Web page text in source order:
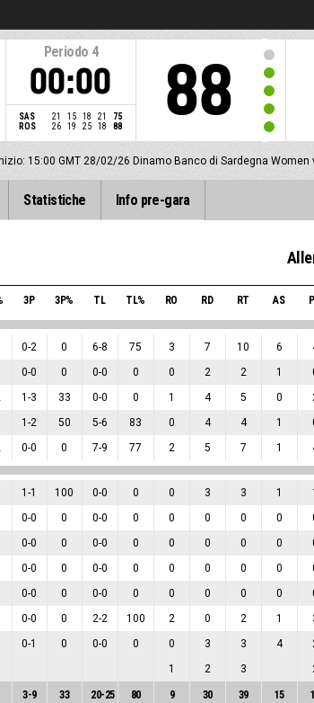
Periodo 4
00:00
SAS 21 15 18 21
75
ROS
26 19 25 18 88 88
15:00 GMT 28/02/26 Dinamo Banco di Sardegna
Statistiche Info pre-gara
3P 3P% TL TL% RO RD RT AS
0-2 0 6-8 75 3 7 10 6
0-0 0 0-0 0 0 2 2 1
1-3 33 0-0 0 1 4 5 0
1-2 50 5-6 83 0 4 4 1
0-0 0 7-9 77 2 5 7 1
1-1 100 0-0 0 0 3 3 1
0-0 0 0-0 0 0 0 0 0
0-0 0 0-0 0 0 0 0 0
0-0 0 0-0 0 0 0 0 0
0-0 0 0-0 0 0 0 0 0
0-0 0 2-2 100 2 0 2 1
0-1 0 0-0 0 0 3 3 4
1 2 3
3-9 33 20-25 80 9 30 39 15